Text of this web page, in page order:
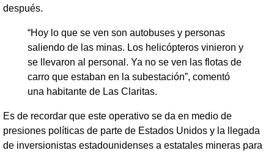
después.
“Hoy lo que se ven son autobuses y personas
saliendo de las minas. Los helicópteros vinieron y
se llevaron al personal. Ya no se ven las flotas de
carro que estaban en la subestación”, comentó
una habitante de Las Claritas.
Es de recordar que este operativo se da en medio de
presiones políticas de parte de Estados Unidos y la llegada
de inversionistas estadounidenses a estatales mineras para